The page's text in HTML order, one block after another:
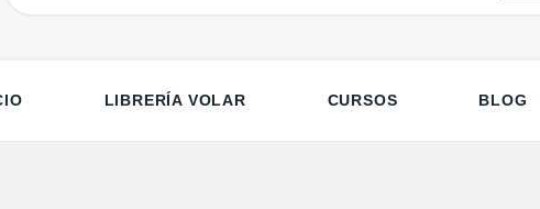
LIBRERÍA VOLAR CURSOS BLOG